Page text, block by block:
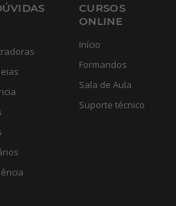
CURSOS
ONLINE
Início
Formandos
Sala de Aula
Suporte técnico